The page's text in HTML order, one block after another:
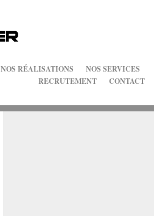
NOS RÉALISATIONS
NOS SERVICES
RECRUTEMENT
CONTACT